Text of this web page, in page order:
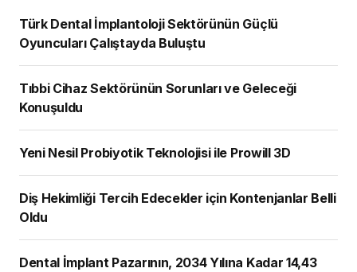
Türk Dental İmplantoloji Sektörünün Güçlü
Oyuncuları Çalıştayda Buluştu
Tıbbi Cihaz Sektörünün Sorunları ve Geleceği
Konuşuldu
Yeni Nesil Probiyotik Teknolojisi ile Prowill 3D
Diş Hekimliği Tercih Edecekler için Kontenjanlar Belli
Oldu
Dental İmplant Pazarının, 2034 Yılına Kadar 14,43